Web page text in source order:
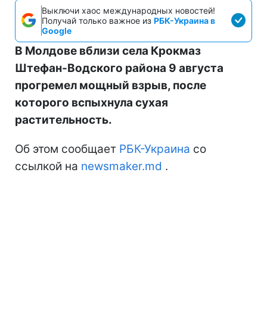
Выключи хаос международных новостей!
Получай только важное из РБК-Украина в
Google
В Молдове вблизи села Крокмаз
Штефан-Водского района 9 августа
прогремел мощный взрыв, после
которого вспыхнула сухая
растительность.
Об этом сообщает РБК-Украина со
ссылкой на newsmaker.md .